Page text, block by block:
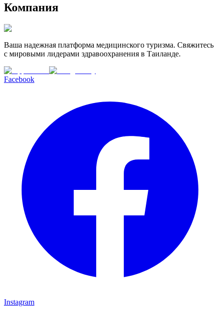
Компания
Ваша надежная платформа медицинского туризма. Свяжитесь
с мировыми лидерами здравоохранения в Таиланде.
Facebook
Instagram